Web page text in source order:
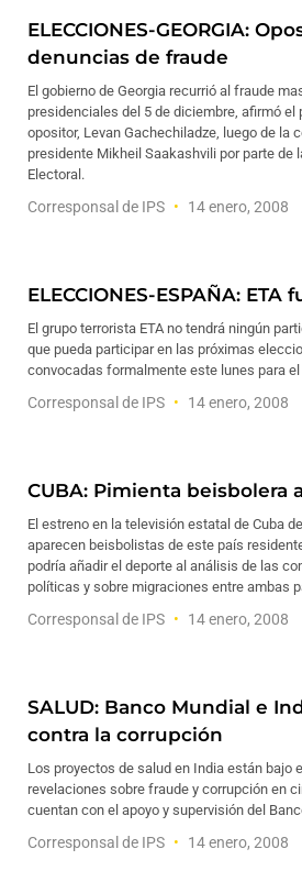
ELECCIONES-GEORGIA:
denuncias de fraude
El gobierno de Georgia recurrió al fraude
presidenciales del 5 de diciembre, afirmó el
opositor, Levan Gachechiladze, luego de la
presidente Mikheil Saakashvili por parte de
Electoral.
Corresponsal de IPS 14 enero, 2008
ELECCIONES-ESPAÑA:
El grupo terrorista ETA no tendrá ningún
que pueda participar en las próximas
convocadas formalmente este lunes para el
Corresponsal de IPS 14 enero, 2008
CUBA: Pimienta beisbolera
El estreno en la televisión estatal de Cuba
aparecen beisbolistas de este país
podría añadir el deporte al análisis de las
políticas y sobre migraciones entre ambas
Corresponsal de IPS 14 enero, 2008
SALUD: Banco Mundial e
contra la corrupción
Los proyectos de salud en India están bajo
revelaciones sobre fraude y corrupción en
cuentan con el apoyo y supervisión del
Corresponsal de IPS 14 enero, 2008